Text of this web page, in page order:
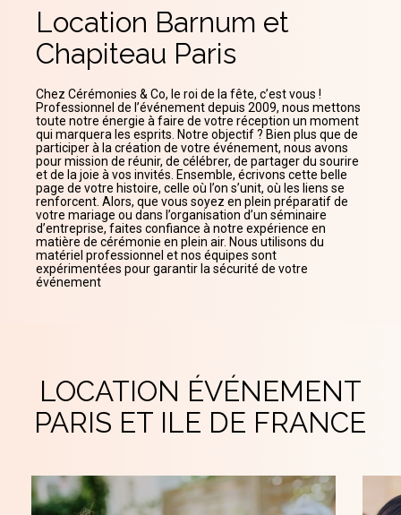
Location Barnum et
Chapiteau Paris
Chez Cérémonies & Co, le roi de la fête, c’est vous !
Professionnel de l’événement depuis 2009, nous mettons
toute notre énergie à faire de votre réception un moment
qui marquera les esprits. Notre objectif ? Bien plus que de
participer à la création de votre événement, nous avons
pour mission de réunir, de célébrer, de partager du sourire
et de la joie à vos invités. Ensemble, écrivons cette belle
page de votre histoire, celle où l’on s’unit, où les liens se
renforcent. Alors, que vous soyez en plein préparatif de
votre mariage ou dans l’organisation d’un séminaire
d’entreprise, faites confiance à notre expérience en
matière de cérémonie en plein air. Nous utilisons du
matériel professionnel et nos équipes sont
expérimentées pour garantir la sécurité de votre
événement
LOCATION ÉVÉNEMENT
PARIS ET ILE DE FRANCE